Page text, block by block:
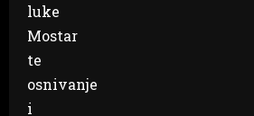
luke
Mostar
te
osnivanje
i